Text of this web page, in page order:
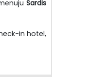
Sardis
in hotel,